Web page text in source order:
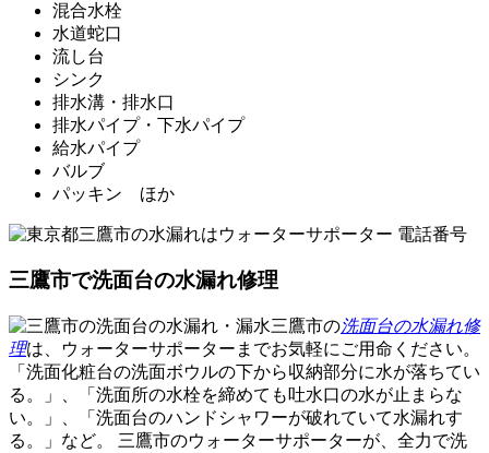
混合水栓
水道蛇口
流し台
シンク
排水溝・排水口
排水パイプ・下水パイプ
給水パイプ
バルブ
パッキン ほか
三鷹市で洗面台の水漏れ修理
三鷹市の洗面台の水漏れ修
理は、ウォーターサポーターまでお気軽にご用命ください。
「洗面化粧台の洗面ボウルの下から収納部分に水が落ちてい
る。」、「洗面所の水栓を締めても吐水口の水が止まらな
い。」、「洗面台のハンドシャワーが破れていて水漏れす
る。」など。 三鷹市のウォーターサポーターが、 全力で洗